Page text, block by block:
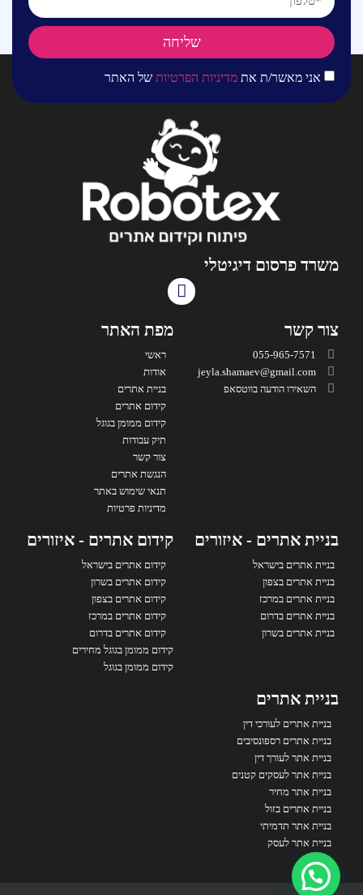
אני מאשר/ת את מדיניות הפרטיות של האתר
שליחה
משרד פרסום דיגיטלי
צור קשר
055-965-7571
jeyla.shamaev@gmail.com
השאירו הודעה בווטסאפ
מפת האתר
ראשי
אודות
בניית אתרים
קידום אתרים
קידום ממומן בגוגל
תיק עבודות
צור קשר
הנגשת אתרים
תנאי שימוש באתר
מדיניות פרטיות
בניית אתרים - איזורים
בניית אתרים בישראל
בניית אתרים בצפון
בניית אתרים במרכז
בניית אתרים בדרום
בניית אתרים בשרון
קידום אתרים - איזורים
קידום אתרים בישראל
קידום אתרים בשרון
קידום אתרים בצפון
קידום אתרים במרכז
קידום אתרים בדרום
קידום ממומן בגוגל מחירים
קידום ממומן בגוגל
בניית אתרים
בניית אתרים לעורכי דין
בניית אתרים רספונסיבים
בניית אתר לעורך דין
בניית אתר לעסקים קטנים
בניית אתר מחיר
בניית אתרים בזול
בניית אתר תדמיתי
בניית אתר לעסק